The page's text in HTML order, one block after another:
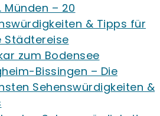
Münden – 20
& Tipps für
Städtereise
zum Bodensee
Bissingen – Die
Sehenswürdigkeiten &